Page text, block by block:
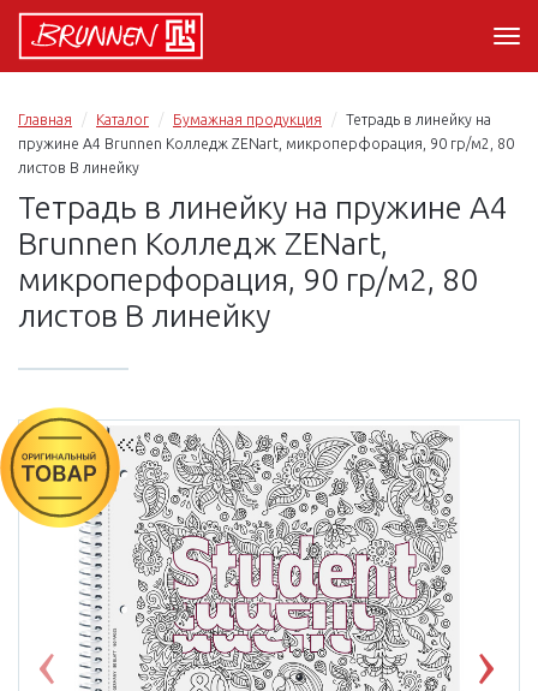
Главная Каталог Бумажная продукция
Тетрадь в линейку на
пружине А4 Brunnen Колледж ZENart, микроперфорация, 90 гр/м2, 80
листов В линейку
Тетрадь в линейку на пружине А4
Brunnen Колледж ZENart,
микроперфорация, 90 гр/м2, 80
листов В линейку
Previous